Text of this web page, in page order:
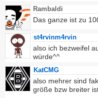
Rambaldi
Das ganze ist zu
st4rvinm4rvin
also ich bezweifel
würde^^
KatCMG
also mehrer sind
größe bzw breiter